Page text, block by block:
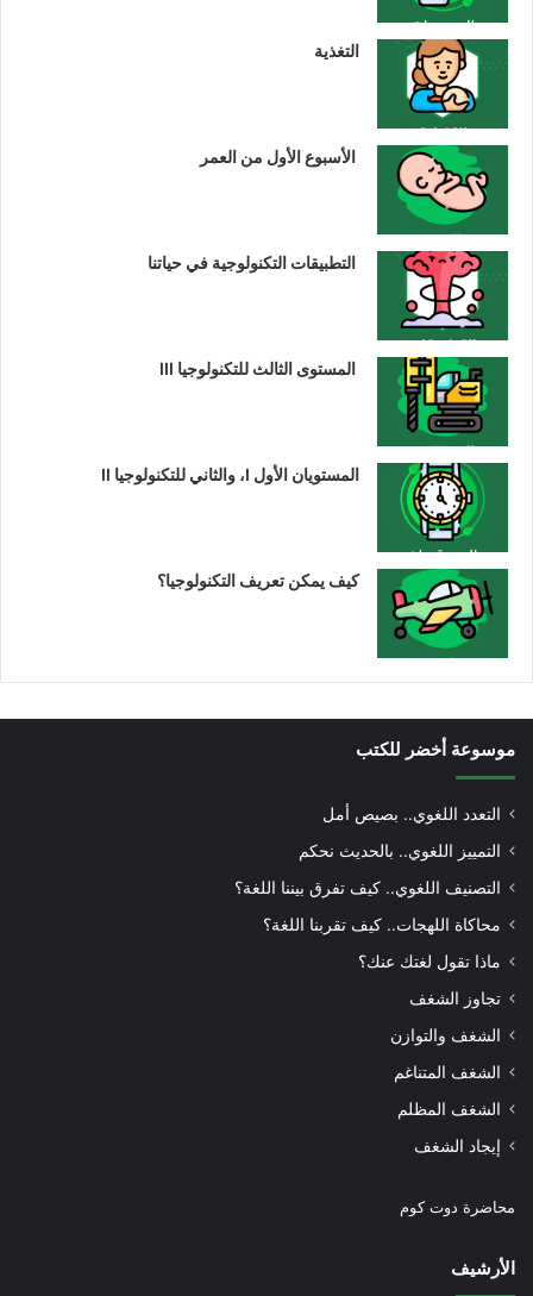
التغذية
الأسبوع الأول من العمر
التطبيقات التكنولوجية في حياتنا
المستوى الثالث للتكنولوجيا III
المستويان الأول I، والثاني للتكنولوجيا II
كيف يمكن تعريف التكنولوجيا؟
موسوعة أخضر للكتب
التعدد اللغوي.. بصيص أمل
التمييز اللغوي.. بالحديث نحكم
التصنيف اللغوي.. كيف تفرق بيننا اللغة؟
محاكاة اللهجات.. كيف تقربنا اللغة؟
ماذا تقول لغتك عنك؟
تجاوز الشغف
الشغف والتوازن
الشغف المتناغم
الشغف المظلم
إيجاد الشغف
محاضرة دوت كوم
الأرشيف